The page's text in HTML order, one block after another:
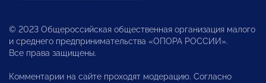
© 2023 Общероссийская общественная организация малого
и среднего предпринимательства «ОПОРА РОССИИ».
Все права защищены.
Комментарии на сайте проходят модерацию. Согласно